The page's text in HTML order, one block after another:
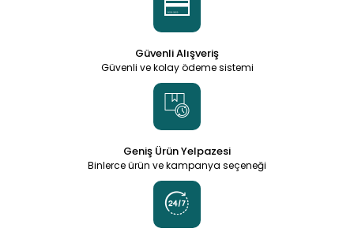
Güvenli Alışveriş
Güvenli ve kolay ödeme sistemi
Geniş Ürün Yelpazesi
Binlerce ürün ve kampanya seçeneği